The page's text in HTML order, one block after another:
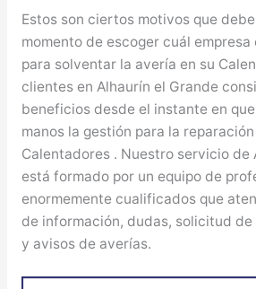
Estos son ciertos motivos que
momento de escoger cuál
para solventar la avería en su
clientes en Alhaurín el Grande
beneficios desde el instante en
manos la gestión para la
Calentadores . Nuestro servicio de
está formado por un equipo de
enormemente cualificados que
de información, dudas, solicitud
y avisos de averías.